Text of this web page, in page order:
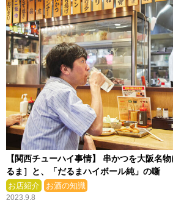
【関西チューハイ事情】 串かつを大阪名
るま］と、「だるまハイボール純」の噺
お店紹介 お酒の知識
2023.9.8